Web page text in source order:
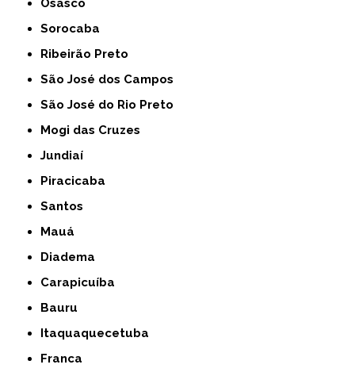
Osasco
Sorocaba
Ribeirão Preto
São José dos Campos
São José do Rio Preto
Mogi das Cruzes
Jundiaí
Piracicaba
Santos
Mauá
Diadema
Carapicuíba
Bauru
Itaquaquecetuba
Franca